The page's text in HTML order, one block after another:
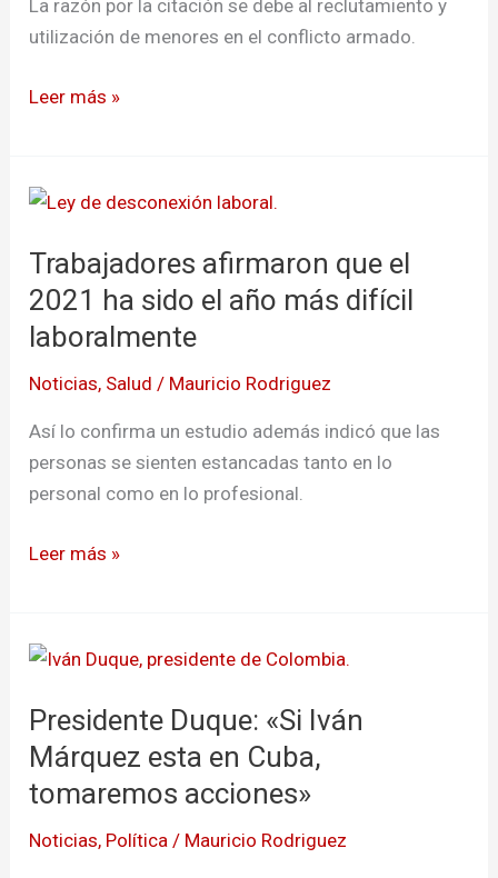
La razón por la citación se debe al reclutamiento y
utilización de menores en el conflicto armado.
la
Leer más »
Trabajadores afirmaron que el
2021 ha sido el año más difícil
laboralmente
Noticias, Salud / Mauricio Rodriguez
Así lo confirma un estudio además indicó que las
personas se sienten estancadas tanto en lo
personal como en lo profesional.
Trabajadores
que
el
2021
sido
más
difícil
laboralmente
Leer más »
Presidente Duque: «Si Iván
Márquez esta en Cuba,
tomaremos acciones»
Noticias, Política / Mauricio Rodriguez
Presidente
«Si
Iván
Márquez
en